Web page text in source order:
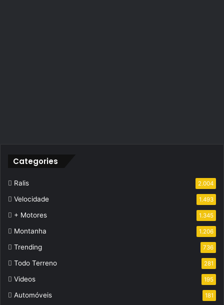
Categories
Ralis 2.004
Velocidade 1.493
+ Motores 1.345
Montanha 1.206
Trending 736
Todo Terreno 281
Videos 195
Automóveis 181